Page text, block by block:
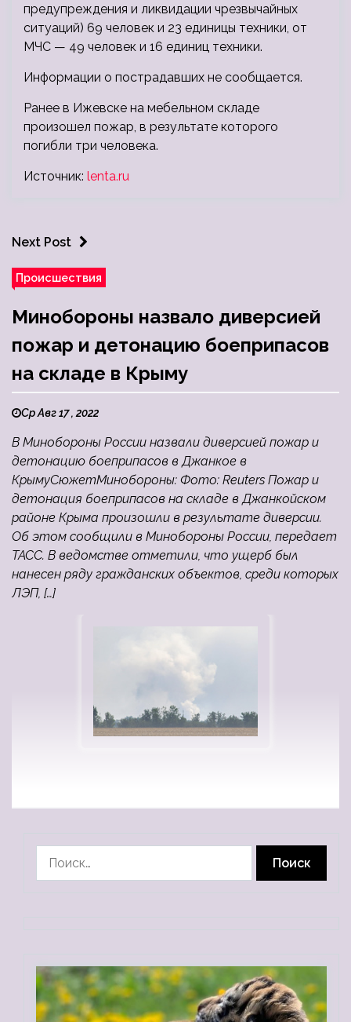
предупреждения и ликвидации чрезвычайных
ситуаций) 69 человек и 23 единицы техники, от
МЧС — 49 человек и 16 единиц техники.
Информации о пострадавших не сообщается.
Ранее в Ижевске на мебельном складе
произошел пожар, в результате которого
погибли три человека.
Источник: lenta.ru
Next Post
Происшествия
Минобороны назвало диверсией
пожар и детонацию боеприпасов
на складе в Крыму
Ср Авг 17 , 2022
В Минобороны России назвали диверсией пожар и
детонацию боеприпасов в Джанкое в
КрымуСюжетМинобороны: Фото: Reuters Пожар и
детонация боеприпасов на складе в Джанкойском
районе Крыма произошли в результате диверсии.
Об этом сообщили в Минобороны России, передает
ТАСС. В ведомстве отметили, что ущерб был
нанесен ряду гражданских объектов, среди которых
ЛЭП, […]